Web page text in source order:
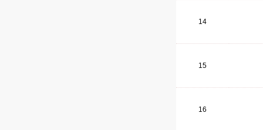
14
15
16